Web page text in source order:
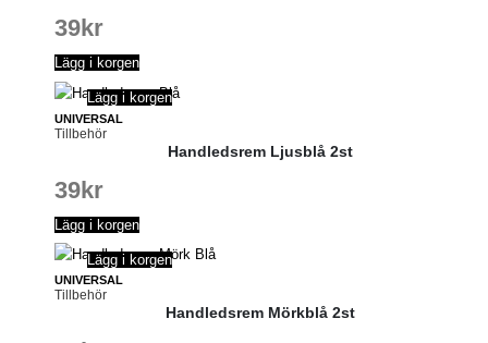
39kr
Lägg i korgen
UNIVERSAL
Tillbehör
Lägg i korgen
Handledsrem Ljusblå 2st
39kr
Lägg i korgen
UNIVERSAL
Tillbehör
Lägg i korgen
Handledsrem Mörkblå 2st